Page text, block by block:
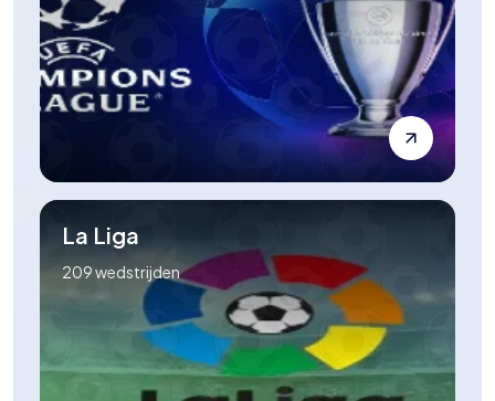
La Liga
209wedstrijden